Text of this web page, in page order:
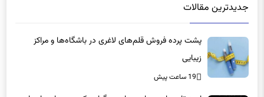
جدیدترین مقالات
پشت پرده فروش قلم‌های لاغری در باشگاه‌ها و مراکز
زیبایی
19 ساعت پیش